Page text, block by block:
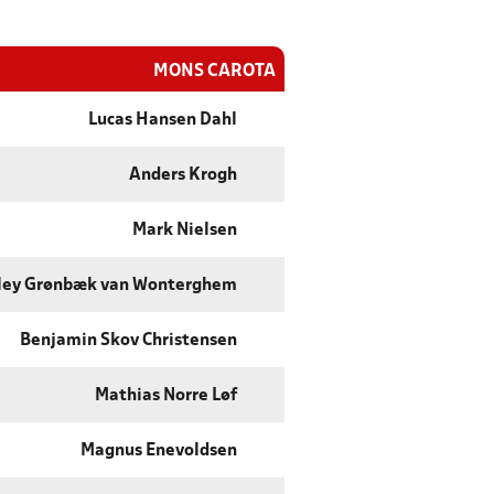
MONS CAROTA
Lucas Hansen Dahl
Anders Krogh
Mark Nielsen
Grønbæk van Wonterghem
Benjamin Skov Christensen
Mathias Norre Løf
Magnus Enevoldsen